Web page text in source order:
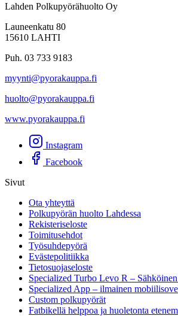
Lahden Polkupyörähuolto Oy
Launeenkatu 80
15610 LAHTI
Puh. 03 733 9183
myynti@pyorakauppa.fi
huolto@pyorakauppa.fi
www.pyorakauppa.fi
Instagram
Facebook
Sivut
Ota yhteyttä
Polkupyörän huolto Lahdessa
Rekisteriseloste
Toimitusehdot
Työsuhdepyörä
Evästepolitiikka
Tietosuojaseloste
Specialized Turbo Levo R –
Specialized App – ilmainen
Custom polkupyörät
Fatbikellä helppoa ja huoletonta